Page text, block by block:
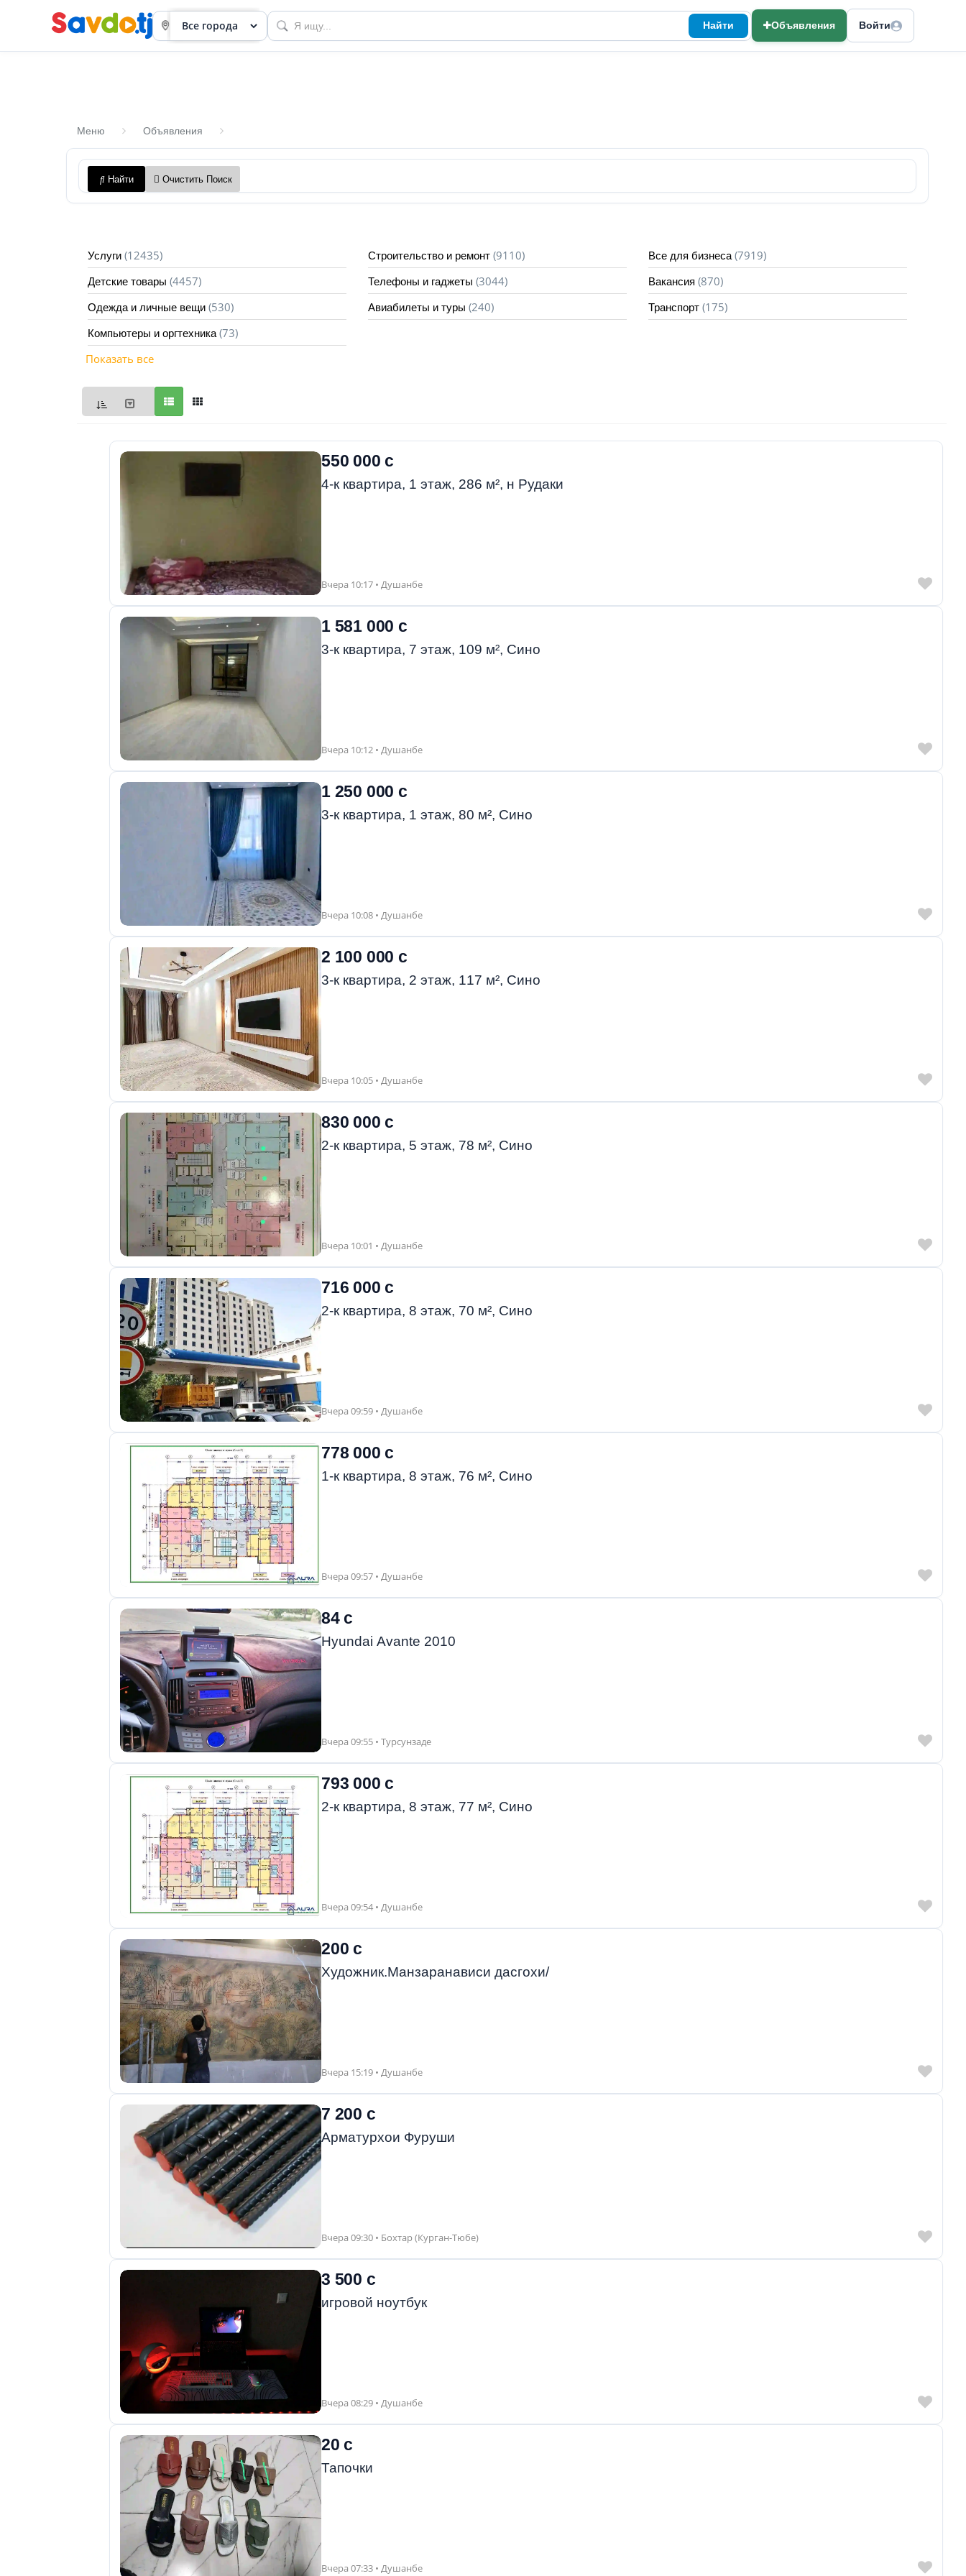
Найти Объявления Войти
приборов
объявления
Меню Объявления
Найти Очистить Поиск
Услуги (12435) Строительство и ремонт (9110) Все для бизнеса (7919)
Детские товары (4457) Телефоны и гаджеты (3044) Вакансия (870)
Одежда и личные вещи (530) Авиабилеты и туры (240) Транспорт (175)
Компьютеры и оргтехника (73)
Показать все
550 000 с
4-к квартира, 1 этаж, 286 м², н Рудаки
Вчера 10:17 • Душанбе
1 581 000 с
3-к квартира, 7 этаж, 109 м², Сино
Вчера 10:12 • Душанбе
1 250 000 с
3-к квартира, 1 этаж, 80 м², Сино
Вчера 10:08 • Душанбе
2 100 000 с
3-к квартира, 2 этаж, 117 м², Сино
Вчера 10:05 • Душанбе
830 000 с
2-к квартира, 5 этаж, 78 м², Сино
Вчера 10:01 • Душанбе
716 000 с
2-к квартира, 8 этаж, 70 м², Сино
Вчера 09:59 • Душанбе
778 000 с
1-к квартира, 8 этаж, 76 м², Сино
Вчера 09:57 • Душанбе
84 с
Hyundai Avante 2010
Вчера 09:55 • Турсунзаде
793 000 с
2-к квартира, 8 этаж, 77 м², Сино
Вчера 09:54 • Душанбе
200 с
Художник.Манзаранависи дасгохи/
Вчера 15:19 • Душанбе
7 200 с
Арматурхои Фуруши
Вчера 09:30 • Бохтар (Курган-Тюбе)
3 500 с
игровой ноутбук
Вчера 08:29 • Душанбе
20 с
Тапочки
Вчера 07:33 • Душанбе